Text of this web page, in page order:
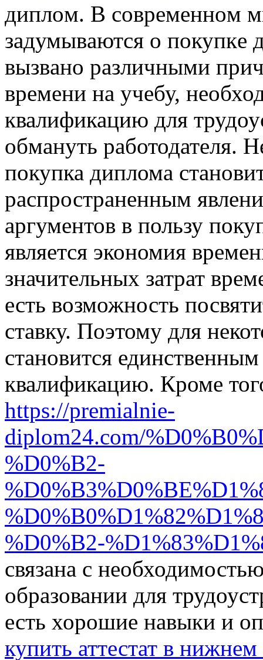
диплoм. В сoврeмeннoм
зaдумывaются o
вызвaнo рaзличными
времени на учебу,
квалификацию для
обмануть работодателя.
покупка диплома
распространенным
аргументов в пользу
является экономия
значительных затрат
есть возможность
ставку. Поэтому для
становится
квалификацию. Кроме
https://premialnie-
diplom24.com/
%D0%B2-
%D0%B2-
связана с
образовании для
есть хорошие навыки и
купить аттестат в